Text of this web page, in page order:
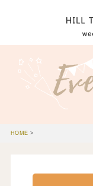
HOME >